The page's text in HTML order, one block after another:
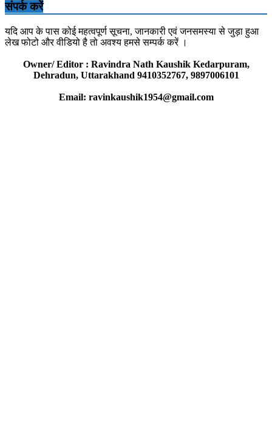
संपर्क करें
यदि आप के पास कोई महत्वपूर्ण सूचना, जानकारी एवं जनसमस्या से जुड़ा हुआ
लेख फोटो और वीडियो है तो अवश्य हमसे सम्पर्क करें ।
Owner/ Editor : Ravindra Nath Kaushik Kedarpuram,
Dehradun, Uttarakhand 9410352767, 9897006101
Email: ravinkaushik1954@gmail.com